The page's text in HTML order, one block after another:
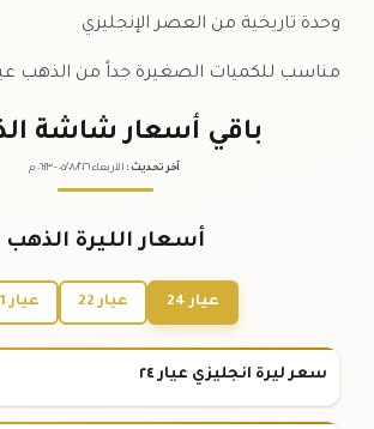
وحدة تاريخية من العصر الإنجليزي
مناسب للكميات الصغيرة جداً من الذهب عيار
باقي أسعار شاشة
آخر تحديث : الأربعاء ٠٥ /٠٨/٢٠٢٦ - ٠٦:٢٣م
أسعار الليرة الذهب
عيار 24 عيار 22 عيار 21
سعر ليرة انجليزي عيار ٢٤